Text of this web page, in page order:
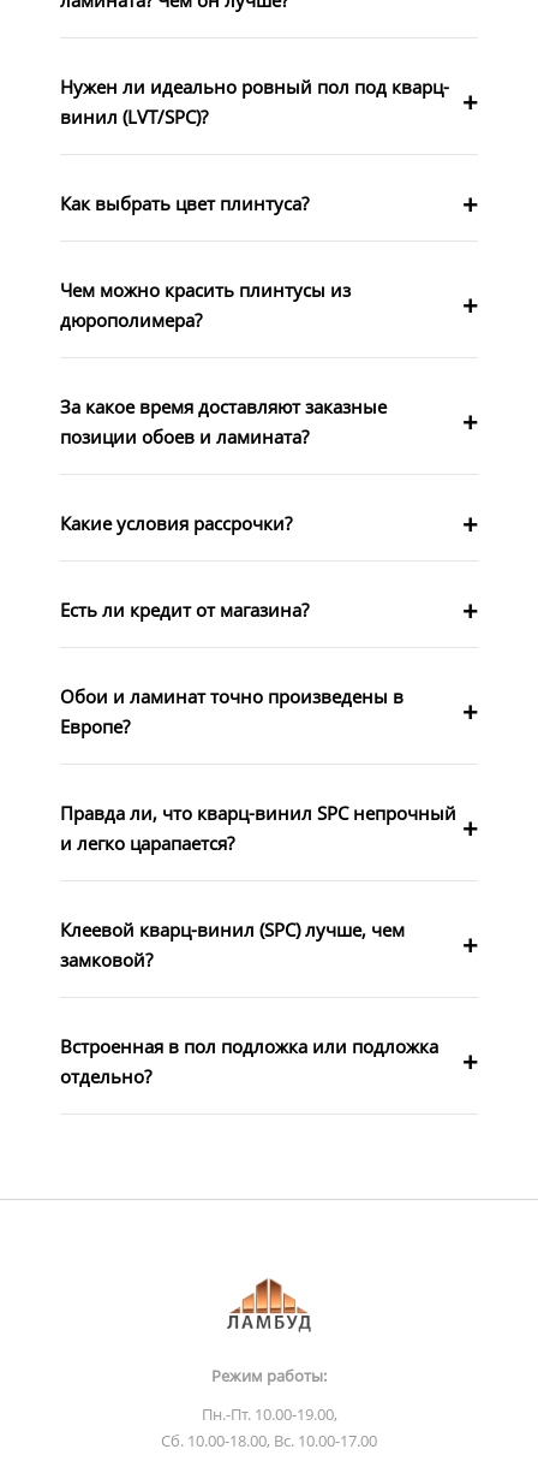
Нужен ли идеально ровный пол под кварц-
винил (LVT/SPC)?
Как выбрать цвет плинтуса?
Чем можно красить плинтусы из
дюрополимера?
За какое время доставляют заказные
позиции обоев и ламината?
Какие условия рассрочки?
Есть ли кредит от магазина?
Обои и ламинат точно произведены в
Европе?
Правда ли, что кварц-винил SPC непрочный
и легко царапается?
Клеевой кварц-винил (SPC) лучше, чем
замковой?
Встроенная в пол подложка или подложка
отдельно?
Режим работы:
Пн.-Пт. 10.00-19.00,
Сб. 10.00-18.00, Вс. 10.00-17.00